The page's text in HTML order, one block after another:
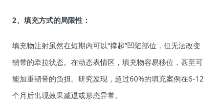
2、填充方式的局限性：
填充物注射虽然在短期内可以“撑起”凹陷部位，但无法改变
韧带的牵拉状态。在动态表情区，填充物容易移位，甚至可
能加重韧带的负担。研究发现，超过60%的填充案例在6-12
个月后出现效果减退或形态异常。